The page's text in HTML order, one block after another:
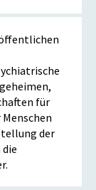
für
der